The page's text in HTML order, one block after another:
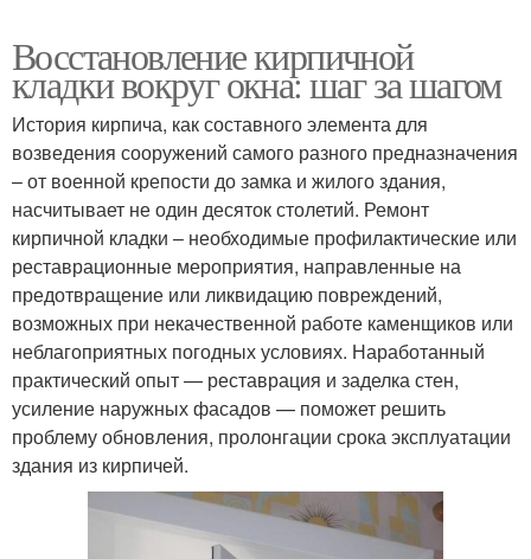
Восстановление кирпичной
кладки вокруг окна: шаг за шагом
История кирпича, как составного элемента для
возведения сооружений самого разного предназначения
– от военной крепости до замка и жилого здания,
насчитывает не один десяток столетий. Ремонт
кирпичной кладки – необходимые профилактические или
реставрационные мероприятия, направленные на
предотвращение или ликвидацию повреждений,
возможных при некачественной работе каменщиков или
неблагоприятных погодных условиях. Наработанный
практический опыт — реставрация и заделка стен,
усиление наружных фасадов — поможет решить
проблему обновления, пролонгации срока эксплуатации
здания из кирпичей.